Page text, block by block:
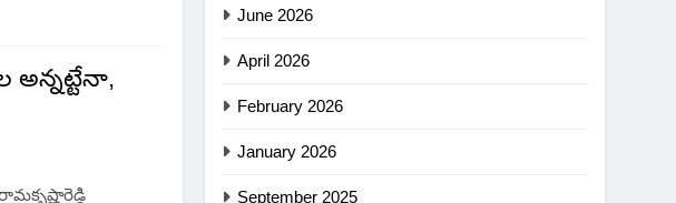
అన్నట్టేనా,
June 2026
April 2026
February 2026
January 2026
September 2025